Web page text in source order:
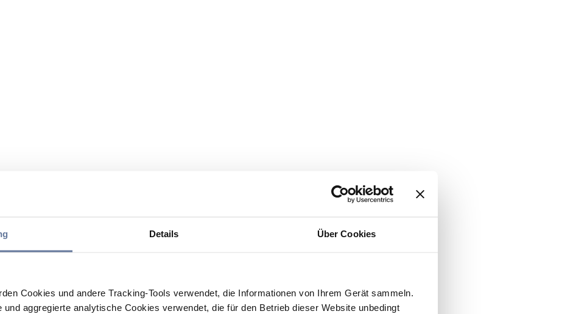
Details Über Cookies
Cookies und andere Tracking-Tools verwendet, die Informationen von Ihrem Gerät sammeln.
und aggregierte analytische Cookies verwendet, die für den Betrieb dieser Website unbedingt